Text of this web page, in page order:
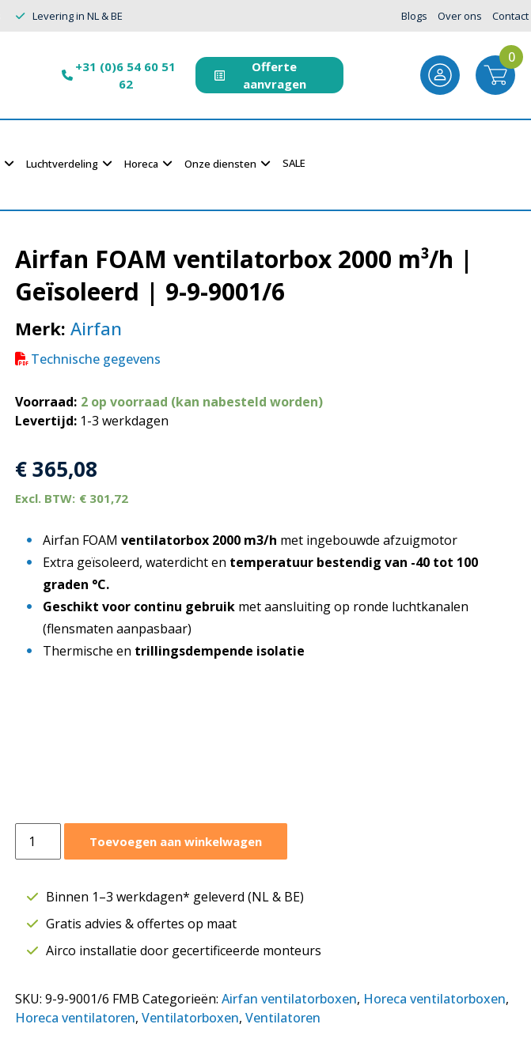
Levering in NL & BE Blogs Over ons Contact
+31 (0)6 54 60 51
62
Offerte
aanvragen
0
Luchtverdeling Horeca Onze diensten SALE
Airfan FOAM ventilatorbox 2000 m³/h |
Geïsoleerd | 9-9-9001/6
Merk: Airfan
Technische gegevens
Voorraad: 2 op voorraad (kan nabesteld worden)
Levertijd: 1-3 werkdagen
€365,08
€ 301,72
Airfan FOAM ventilatorbox 2000 m3/h met ingebouwde afzuigmotor
Extra geïsoleerd, waterdicht en temperatuur bestendig van -40 tot 100
graden °C.
Geschikt voor continu gebruik met aansluiting op ronde luchtkanalen
(flensmaten aanpasbaar)
Thermische en trillingsdempende isolatie
FOAM
2000
Geïsoleerd
9-
9001/6
Toevoegen aan winkelwagen
Binnen 1–3 werkdagen* geleverd (NL & BE)
Gratis advies & offertes op maat
Airco installatie door gecertificeerde monteurs
SKU: 9-9-9001/6 FMB Categorieën: Airfan ventilatorboxen, Horeca ventilatorboxen,
Horeca ventilatoren, Ventilatorboxen, Ventilatoren